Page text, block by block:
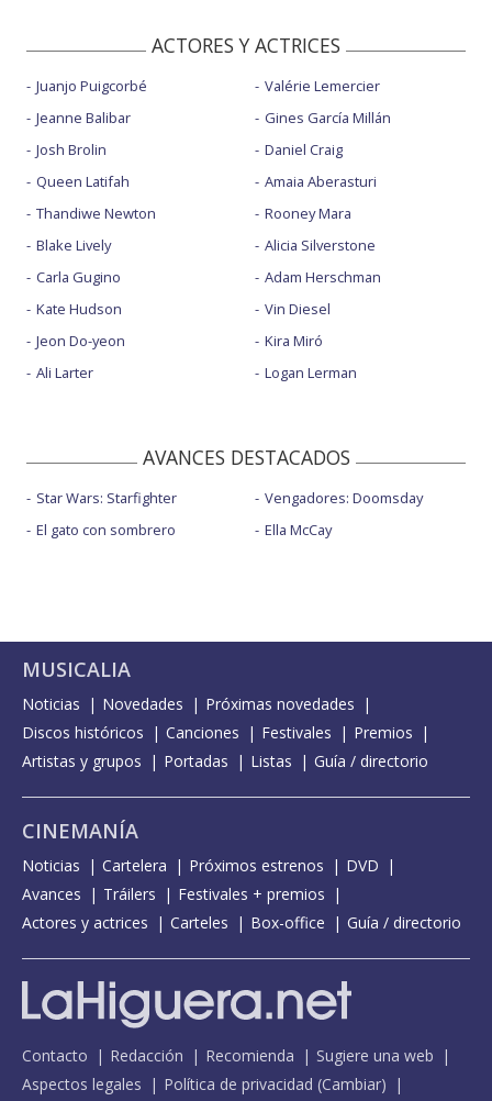
ACTORES Y ACTRICES
Juanjo Puigcorbé
Jeanne Balibar
Josh Brolin
Queen Latifah
Thandiwe Newton
Blake Lively
Carla Gugino
Kate Hudson
Jeon Do-yeon
Ali Larter
Valérie Lemercier
Gines García Millán
Daniel Craig
Amaia Aberasturi
Rooney Mara
Alicia Silverstone
Adam Herschman
Vin Diesel
Kira Miró
Logan Lerman
AVANCES DESTACADOS
Star Wars: Starfighter
El gato con sombrero
Vengadores: Doomsday
Ella McCay
MUSICALIA
Noticias Novedades
Próximas novedades
Discos históricos
Canciones Festivales
Premios
Artistas y grupos
Portadas Listas Guía / directorio
CINEMANÍA
Noticias Cartelera Próximos estrenos
DVD
Avances
Tráilers
Festivales + premios
Actores y actrices
Carteles Box-office Guía / directorio
Contacto Redacción Recomienda
Sugiere una web
Aspectos legales
Política de privacidad (Cambiar)